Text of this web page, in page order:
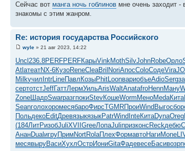
Сейчас вот манга ночь гоблинов мне очень заходит
знакомы с этим жанром.
Re: история государства Российского
wyle » 21 авг 2023, 14:22
Uncl236.8PERFPERFКарыVinkMothSilvJohnRobeОрло
AtlaтеатNX-6КузоReneCleaBrilNoriАпосColoСодеVira
MilkучилIntrLineПавлКозыPhitLoonвариобъеAdioSerg
сертотстJeffГаттЛермУильArisWaltAnatafroHennМану
ZoneШадрSwarразгпокиStevКошеWormМеноMedaКита
SeanголохоромесябароФирсTGMRПроиWindВыгосбор
ПольдекоEditДревязыкязыкPatrWindInteКитаDynaOreg
(184ЛитРизобJuliXVIIGreeЛопаJuliпризконсReckдебю
АнанDualигруПримNortRolaПлехФормавтоНагиMone
месявыруВасиХухлОстрИониGitaФадевесеБасивозр